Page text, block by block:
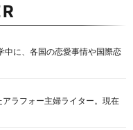
中に、各国の恋愛事情や国際恋
ラフォー主婦ライター。現在